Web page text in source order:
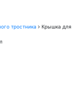
тростника
Крышка для